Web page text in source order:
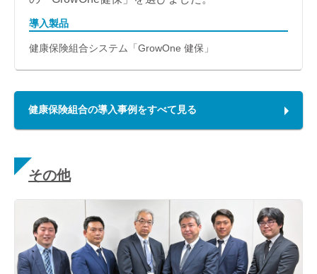
導入製品
健康保険組合システム「GrowOne 健保」
健康保険組合の導入事例をすべて見る
その他